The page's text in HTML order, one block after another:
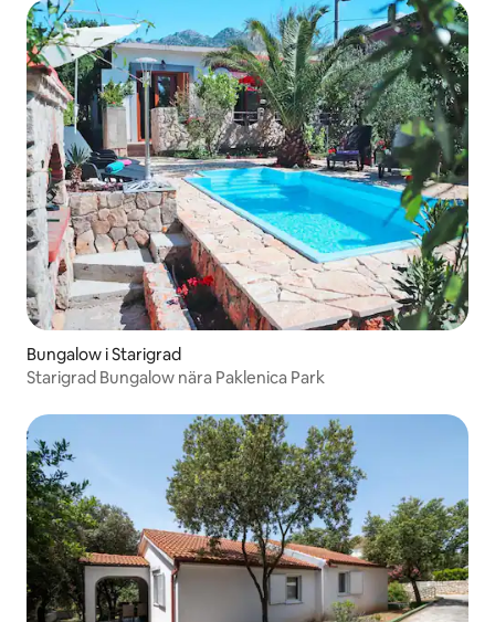
Bungalow i Starigrad
Starigrad Bungalow nära Paklenica Park